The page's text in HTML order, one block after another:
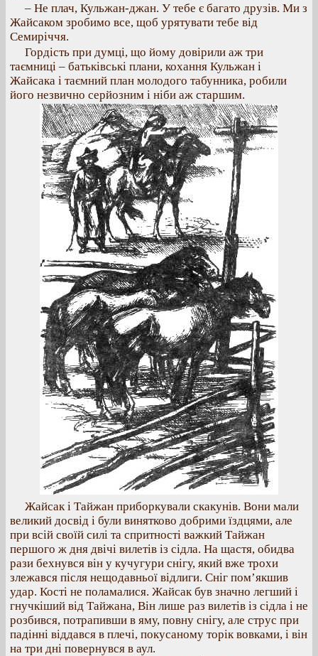
– Не плач, Кульжан-джан. У тебе є багато друзів. Ми з
Жайсаком зробимо все, щоб урятувати тебе від
Семиріччя.
Гордість при думці, що йому довірили аж три
таємниці – батьківські плани, кохання Кульжан і
Жайсака і таємний план молодого табунника, робили
його незвично серйозним і ніби аж старшим.
Жайсак і Тайжан приборкували скакунів. Вони мали
великий досвід і були винятково добрими їздцями, але
при всій своїй силі та спритності важкий Тайжан
першого ж дня двічі вилетів із сідла. На щастя, обидва
рази бехнувся він у кучугури снігу, який вже трохи
злежався після нещодавньої відлиги. Сніг пом’якшив
удар. Кості не поламалися. Жайсак був значно легший і
гнучкіший від Тайжана, Він лише раз вилетів із сідла і не
розбився, потрапивши в яму, повну снігу, але струс при
падінні віддався в плечі, покусаному торік вовками, і він
на три дні повернувся в аул.